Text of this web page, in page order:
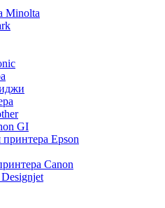
Minolta
GI
Epson
Canon